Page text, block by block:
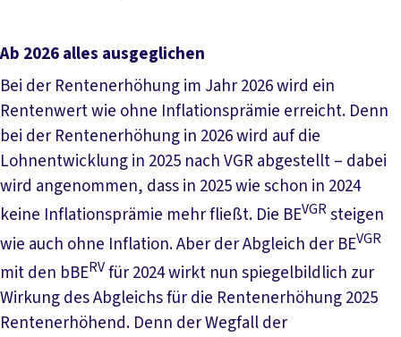
Ab 2026 alles ausgeglichen
Bei der Rentenerhöhung im Jahr 2026 wird ein
Rentenwert wie ohne Inflationsprämie erreicht. Denn
bei der Rentenerhöhung in 2026 wird auf die
Lohnentwicklung in 2025 nach VGR abgestellt – dabei
wird angenommen, dass in 2025 wie schon in 2024
keine Inflationsprämie mehr fließt. Die BEVGRsteigen
wie auch ohne Inflation. Aber der Abgleich der BEVGR
mit den bBERVfür 2024 wirkt nun spiegelbildlich zur
Wirkung des Abgleichs für die Rentenerhöhung 2025
Rentenerhöhend. Denn der Wegfall der